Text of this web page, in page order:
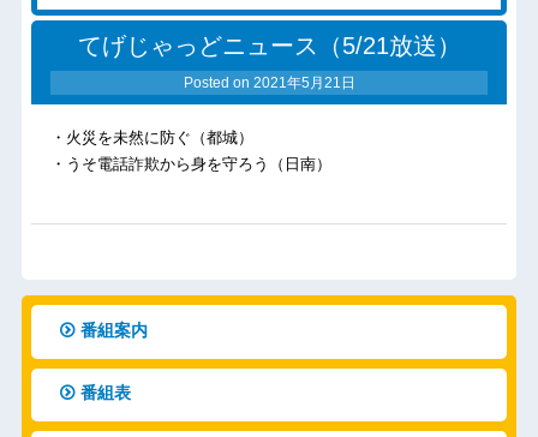
てげじゃっどニュース（5/21放送）
Posted on 2021年5月21日
・火災を未然に防ぐ（都城）
・うそ電話詐欺から身を守ろう（日南）
番組案内
番組表